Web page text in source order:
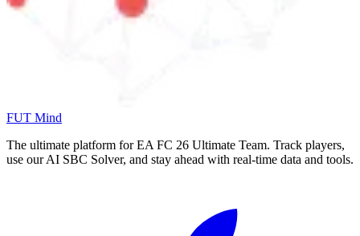
FUT Mind
The ultimate platform for EA FC 26 Ultimate Team. Track players,
use our AI SBC Solver, and stay ahead with real-time data and tools.